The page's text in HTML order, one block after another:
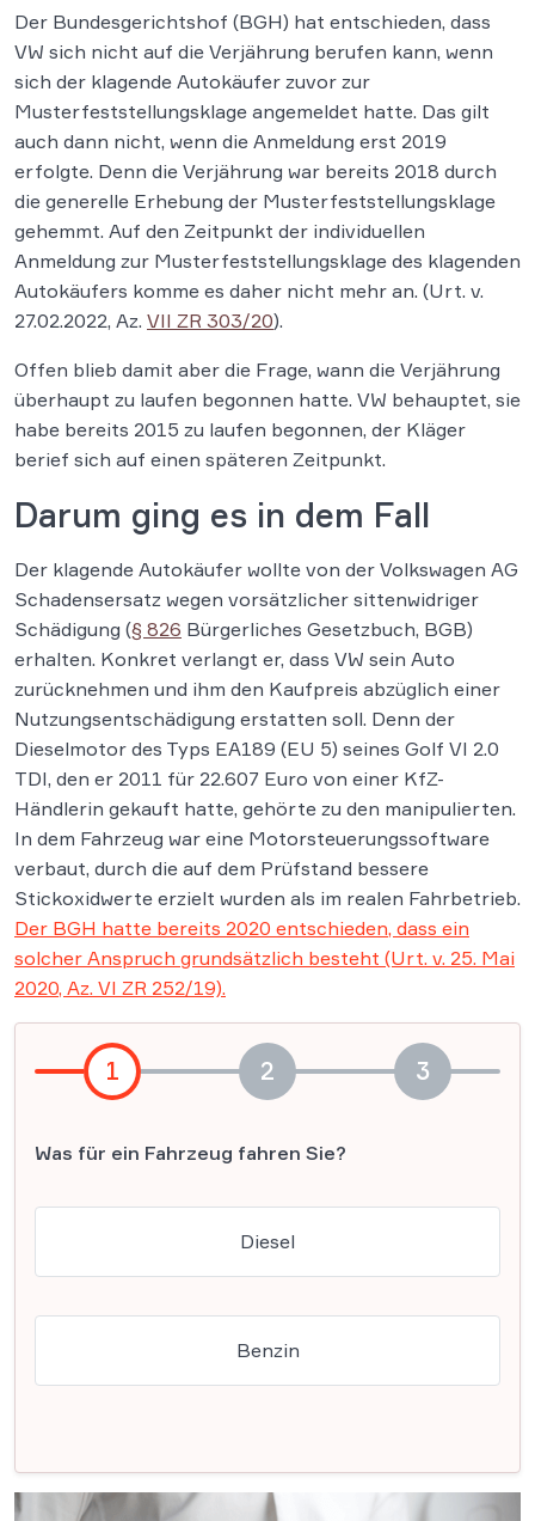
Der Bundesgerichtshof (BGH) hat entschieden, dass
VW sich nicht auf die Verjährung berufen kann, wenn
sich der klagende Autokäufer zuvor zur
Musterfeststellungsklage angemeldet hatte. Das gilt
auch dann nicht, wenn die Anmeldung erst 2019
erfolgte. Denn die Verjährung war bereits 2018 durch
die generelle Erhebung der Musterfeststellungsklage
gehemmt. Auf den Zeitpunkt der individuellen
Anmeldung zur Musterfeststellungsklage des klagenden
Autokäufers komme es daher nicht mehr an. (Urt. v.
27.02.2022, Az. VII ZR 303/20).
Offen blieb damit aber die Frage, wann die Verjährung
überhaupt zu laufen begonnen hatte. VW behauptet, sie
habe bereits 2015 zu laufen begonnen, der Kläger
berief sich auf einen späteren Zeitpunkt.
Darum ging es in dem Fall
Der klagende Autokäufer wollte von der Volkswagen AG
Schadensersatz wegen vorsätzlicher sittenwidriger
Schädigung (§ 826 Bürgerliches Gesetzbuch, BGB)
erhalten. Konkret verlangt er, dass VW sein Auto
zurücknehmen und ihm den Kaufpreis abzüglich einer
Nutzungsentschädigung erstatten soll. Denn der
Dieselmotor des Typs EA189 (EU 5) seines Golf VI 2.0
TDI, den er 2011 für 22.607 Euro von einer KfZ-
Händlerin gekauft hatte, gehörte zu den manipulierten.
In dem Fahrzeug war eine Motorsteuerungssoftware
verbaut, durch die auf dem Prüfstand bessere
Stickoxidwerte erzielt wurden als im realen Fahrbetrieb.
Der BGH hatte bereits 2020 entschieden, dass ein
solcher Anspruch grundsätzlich besteht (Urt. v. 25. Mai
2020, Az. VI ZR 252/19).
1 2 3
Was für ein Fahrzeug fahren Sie?
Diesel
Benzin